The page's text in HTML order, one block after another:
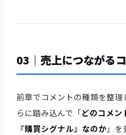
03｜売上につながる
前章でコメントの種類を整
らに踏み込んで「どのコメン
『購買シグナル』なのか」